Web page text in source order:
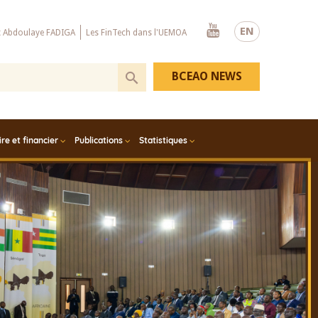
EN
Abdoulaye FADIGA Les FinTech dans l'UEMOA
Youtube
et financier Publications Statistiques
BCEAO NEWS